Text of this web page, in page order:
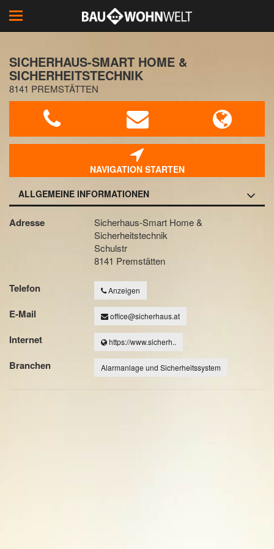
Toggle
navigation
SICHERHAUS-SMART HOME &
SICHERHEITSTECHNIK
8141 PREMSTÄTTEN
NAVIGATION STARTEN
ALLGEMEINE INFORMATIONEN
Adresse
Sicherhaus-Smart Home &
Sicherheitstechnik
Schulstr
8141 Premstätten
Telefon Anzeigen
E-Mail office@sicherhaus.at
Internet https://www.sicherh..
Branchen Alarmanlage und Sicherheitssystem